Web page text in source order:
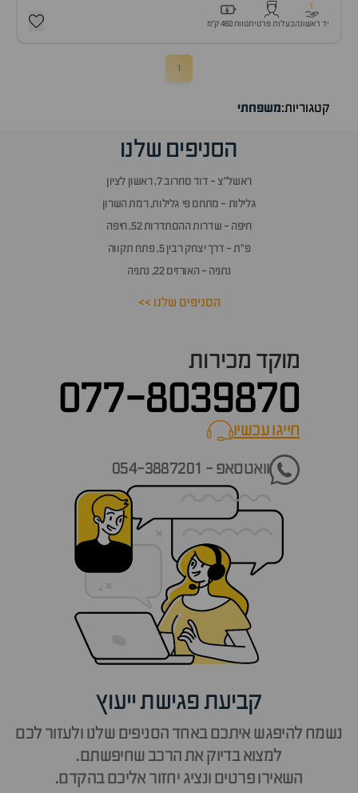
1
יד ראשונהבעלות פרטיתטווח 460 ק״מ
1
קטגוריות:משפחתי
הסניפים שלנו
ראשל״צ - דוד סחרוב 7, ראשון לציון
גלילות - מתחם פי גלילות, רמת השרון
חיפה - שדרות ההסתדרות 52, חיפה
פ״ת - דרך יצחק רבין 5, פתח תקווה
נתניה - האורזים 22, נתניה
הסניפים שלנו >>
מוקד מכירות
077-8039870
חייגו עכשיוcall now
וואטסאפ - 054-3887201
קביעת פגישת ייעוץ
נשמח להיפגש איתכם באחד הסניפים שלנו ולעזור לכם
למצוא בדיוק את הרכב שחיפשתם.
השאירו פרטים ונציג יחזור אליכם בהקדם.